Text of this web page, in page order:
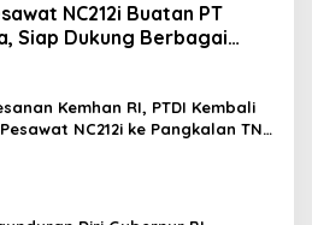
NC212i Buatan PT
Siap Dukung Berbagai
Kemhan RI, PTDI Kembali
NC212i ke Pangkalan TNI